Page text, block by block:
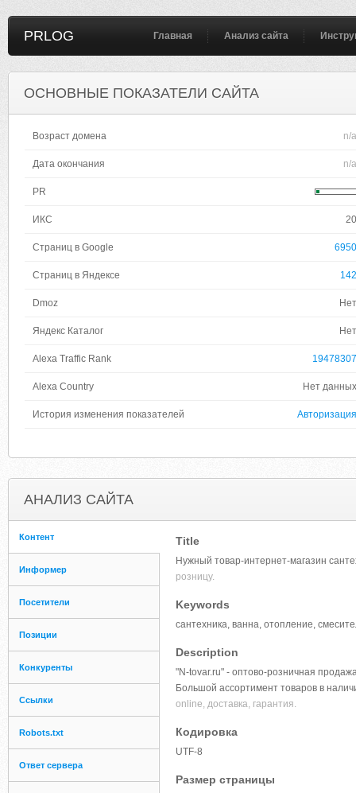
PRLOG Главная Анализ сайта
ОСНОВНЫЕ ПОКАЗАТЕЛИ САЙТА
Возраст домена n/a
Дата окончания n/a
PR
ИКС 20
Страниц в Google 6950
Страниц в Яндексе 142
Dmoz Нет
Яндекс Каталог Нет
Alexa Traffic Rank 19478307
Alexa Country Нет данных
История изменения показателей Авторизация
АНАЛИЗ САЙТА
Контент
Информер
Посетители
Позиции
Конкуренты
Ссылки
Robots.txt
Ответ сервера
Title
Нужный товар-интернет-магазин
розницу.
Keywords
сантехника, ванна, отопление,
Description
"N-tovar.ru" - оптово-розничная
Большой ассортимент товаров в
online, доставка, гарантия.
Кодировка
UTF-8
Размер страницы